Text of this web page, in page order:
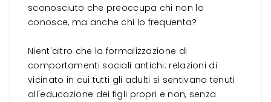
sconosciuto che preoccupa chi non lo
conosce, ma anche chi lo frequenta?
Nient'altro che la formalizzazione di
comportamenti sociali antichi: relazioni di
vicinato in cui tutti gli adulti si sentivano tenuti
all'educazione dei figli propri e non, senza